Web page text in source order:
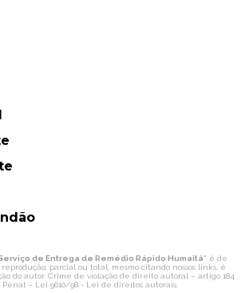
de Entrega de Remédio Rápido Humaitá" é de
parcial ou total, mesmo citando nossos links, é
do autor. Crime de violação de direito autoral – artigo 184
Penal – Lei 9610/98 - Lei de direitos autorais.